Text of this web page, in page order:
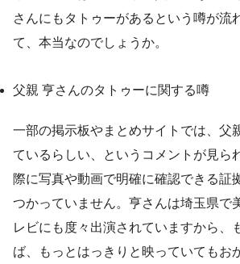
さんにもタトゥーがあるという噂が流
て、本当なのでしょうか。
父親 亨さんのタトゥーに関する噂
一部の掲示板やまとめサイトでは、父
ているらしい、というコメントが見ら
際に写真や動画で明確に確認できる証
つかっていません。亨さんは埼玉県で
レビにも度々出演されていますから、
ば、もっとはっきりと映っていてもお